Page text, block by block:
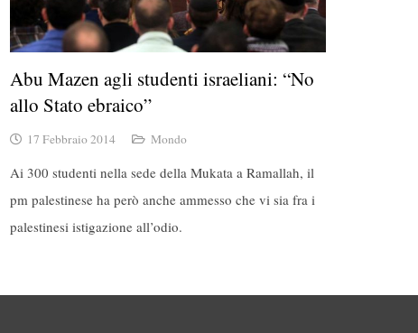
Abu Mazen agli studenti israeliani: “No
allo Stato ebraico”
17 Febbraio 2014 Mondo
Ai 300 studenti nella sede della Mukata a Ramallah, il
pm palestinese ha però anche ammesso che vi sia fra i
palestinesi istigazione all’odio.